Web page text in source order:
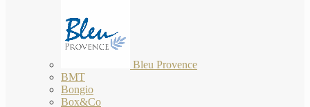
Bleu Provence
BMT
Bongio
Box&Co